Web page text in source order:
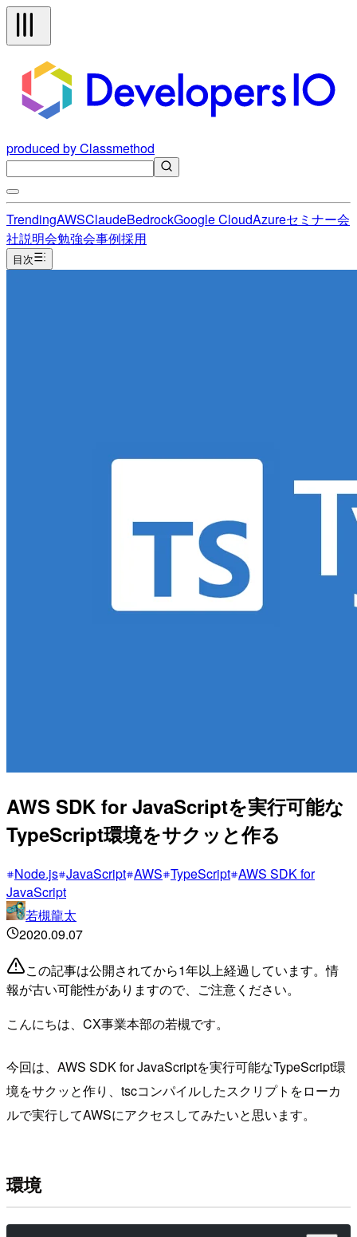
produced by Classmethod
TrendingAWSClaudeBedrockGoogle CloudAzureセミナー会
社説明会勉強会事例採用
目次
AWS SDK for JavaScriptを実行可能な
TypeScript環境をサクッと作る
Node.js JavaScript AWS TypeScript AWS SDK for
JavaScript
若槻龍太
2020.09.07
この記事は公開されてから1年以上経過しています。情
報が古い可能性がありますので、ご注意ください。
こんにちは、CX事業本部の若槻です。
今回は、AWS SDK for JavaScriptを実行可能なTypeScript環
境をサクッと作り、tscコンパイルしたスクリプトをローカ
ルで実行してAWSにアクセスしてみたいと思います。
環境